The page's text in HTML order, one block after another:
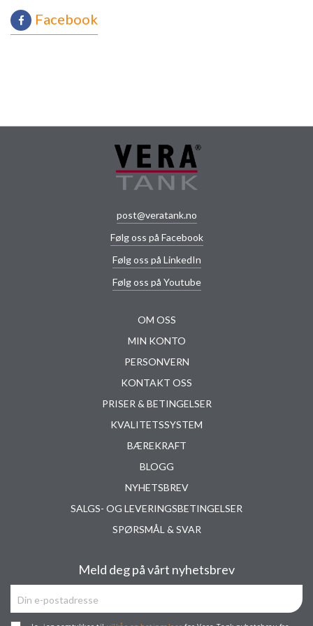
Facebook
post@veratank.no
Følg oss på Facebook
Følg oss på LinkedIn
Følg oss på Youtube
OM OSS
MIN KONTO
PERSONVERN
KONTAKT OSS
PRISER & BETINGELSER
KVALITETSSYSTEM
BÆREKRAFT
BLOGG
NYHETSBREV
SALGS- OG LEVERINGSBETINGELSER
SPØRSMÅL & SVAR
Meld deg på vårt nyhetsbrev